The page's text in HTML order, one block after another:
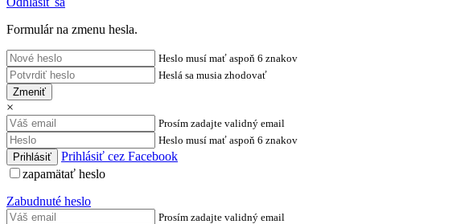
Formulár na zmenu hesla.
Heslo musí mať aspoň 6 znakov
Heslá sa musia zhodovať
Zmeniť
×
Prosím zadajte validný email
Heslo musí mať aspoň 6 znakov
Prihlásiť cez Facebook
zapamätať heslo
Zabudnuté heslo
Prosím zadajte validný email